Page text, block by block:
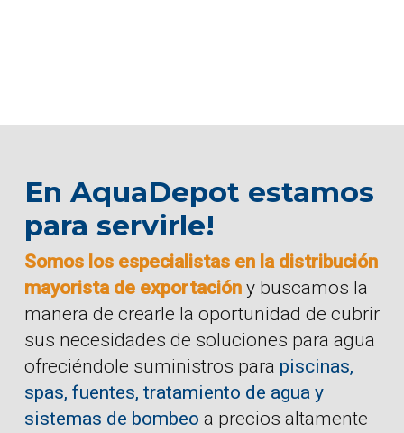
En AquaDepot estamos
para servirle!
Somos los especialistas en la distribución
mayorista de exportacióny buscamos la
manera de crearle la oportunidad de cubrir
sus necesidades de soluciones para agua
ofreciéndole suministros para piscinas,
spas, fuentes, tratamiento de agua y
sistemas de bombeo a precios altamente